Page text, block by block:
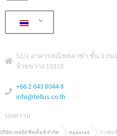
+66 2 643 8044-8
info@tellus.co.th
51/1 อาคารพณิชพลาซ่า ชั้น 3 ถน
ห้วยขวาง 10310
บทความ
บริษัท เทลอัส ซิสเต็มส์ จำกัด Updated การติด